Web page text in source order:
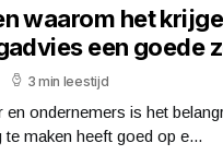
waarom het
een goede
3 min leestijd
en ondernemers is het
te maken heeft goed op e...